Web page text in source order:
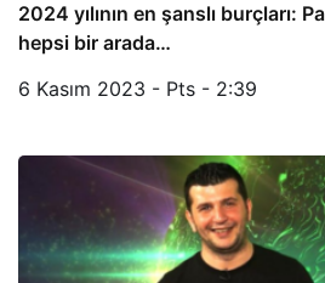
2024 yılının en şanslı burçları:
hepsi bir arada…
6 Kasım 2023 - Pts - 2:39